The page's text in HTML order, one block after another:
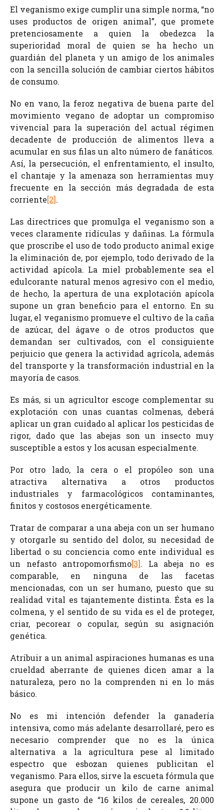
El veganismo exige cumplir una simple norma, “no
uses productos de origen animal”, que promete
pretenciosamente a quien la obedezca la
superioridad moral de quien se ha hecho un
guardián del planeta y un amigo de los animales
con la sencilla solución de cambiar ciertos hábitos
de consumo.
No en vano, la feroz negativa de buena parte del
movimiento vegano de adoptar un compromiso
vivencial para la superación del actual régimen
decadente de producción de alimentos lleva a
acumular en sus filas un alto número de fanáticos.
Así, la persecución, el enfrentamiento, el insulto,
el chantaje y la amenaza son herramientas muy
frecuente en la sección más degradada de esta
corriente[2].
Las directrices que promulga el veganismo son a
veces claramente ridículas y dañinas. La fórmula
que proscribe el uso de todo producto animal exige
la eliminación de, por ejemplo, todo derivado de la
actividad apícola. La miel probablemente sea el
edulcorante natural menos agresivo con el medio,
de hecho, la apertura de una explotación apícola
supone un gran beneficio para el entorno. En su
lugar, el veganismo promueve el cultivo de la caña
de azúcar, del ágave o de otros productos que
demandan ser cultivados, con el consiguiente
perjuicio que genera la actividad agrícola, además
del transporte y la transformación industrial en la
mayoría de casos.
Es más, si un agricultor escoge complementar su
explotación con unas cuantas colmenas, deberá
aplicar un gran cuidado al aplicar los pesticidas de
rigor, dado que las abejas son un insecto muy
susceptible a estos y los acusan especialmente.
Por otro lado, la cera o el propóleo son una
atractiva alternativa a otros productos
industriales y farmacológicos contaminantes,
finitos y costosos energéticamente.
Tratar de comparar a una abeja con un ser humano
y otorgarle su sentido del dolor, su necesidad de
libertad o su conciencia como ente individual es
un nefasto antropomorfismo[3]. La abeja no es
comparable, en ninguna de las facetas
mencionadas, con un ser humano, puesto que su
realidad vital es tajantemente distinta. Ésta es la
colmena, y el sentido de su vida es el de proteger,
criar, pecorear o copular, según su asignación
genética.
Atribuir a un animal aspiraciones humanas es una
crueldad aberrante de quienes dicen amar a la
naturaleza, pero no la comprenden ni en lo más
básico.
No es mi intención defender la ganadería
intensiva, como más adelante desarrollaré, pero es
necesario comprender que no es la única
alternativa a la agricultura pese al limitado
espectro que esbozan quienes publicitan el
veganismo. Para ellos, sirve la escueta fórmula que
asegura que producir un kilo de carne animal
supone un gasto de “16 kilos de cereales, 20.000